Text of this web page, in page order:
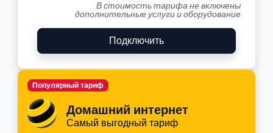
В стоимость тарифа не включены
дополнительные услуги и оборудование
Подключить
Домашний интернет
Самый выгодный тариф
Популярный тариф